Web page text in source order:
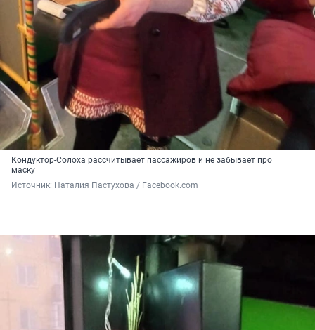
Кондуктор-Солоха рассчитывает пассажиров и не забывает про
маску
Источник: Наталия Пастухова / Facebook.com